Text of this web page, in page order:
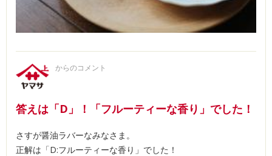
からのコメント
答えは「D」！「フルーティーな香り」でした！
さすが醤油ラバーなみなさま。
正解は「D:フルーティーな香り」でした！